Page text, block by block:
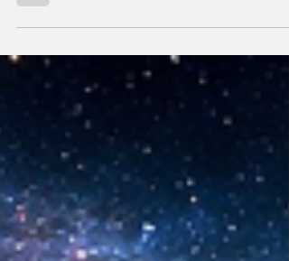
hechos a semejanza de Dios, los humanos
podemos también crear la primera unidad
la existencia?... “SpudCell”, una célula
sintética desarrollada en laboratorio abre
nueva era científica que desafía nuestras
ideas sobre la creación... ¿Podemos crear
biológica? Durante siglos creímos que la
mayor aspiración de la inteligencia humana
consistía en comprender la vida. Hoy
comienza a aparecer una posibilidad todavía
más desconcer